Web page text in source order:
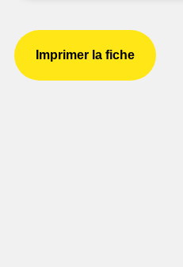
Imprimer la fiche